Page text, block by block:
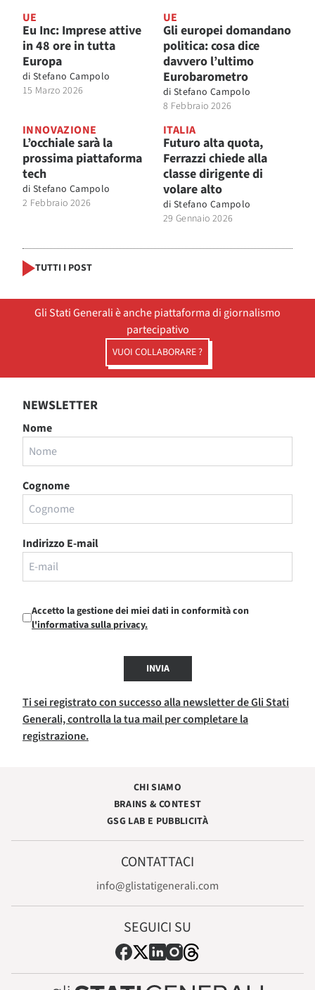
UE
Eu Inc: Imprese attive
in 48 ore in tutta
Europa
di Stefano Campolo
15 Marzo 2026
UE
Gli europei domandano
politica: cosa dice
davvero l’ultimo
Eurobarometro
di Stefano Campolo
8 Febbraio 2026
INNOVAZIONE
L’occhiale sarà la
prossima piattaforma
tech
di Stefano Campolo
2 Febbraio 2026
ITALIA
Futuro alta quota,
Ferrazzi chiede alla
classe dirigente di
volare alto
di Stefano Campolo
29 Gennaio 2026
TUTTI I POST
Gli Stati Generali è anche piattaforma di giornalismo
partecipativo
VUOI COLLABORARE ?
NEWSLETTER
Nome
Cognome
Indirizzo E-mail
Accetto la gestione dei miei dati in conformità con
l'informativa sulla privacy.
INVIA
Ti sei registrato con successo alla newsletter de Gli Stati
Generali, controlla la tua mail per completare la
registrazione.
CHI SIAMO
BRAINS & CONTEST
GSG LAB E PUBBLICITÀ
CONTATTACI
info@glistatigenerali.com
SEGUICI SU